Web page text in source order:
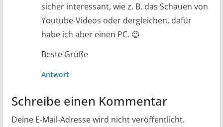
sicher interessant, wie z. B. das Schauen von
Youtube-Videos oder dergleichen, dafür
habe ich aber einen PC. 😉
Beste Grüße
Antwort
Schreibe einen Kommentar
Deine E-Mail-Adresse wird nicht veröffentlicht.